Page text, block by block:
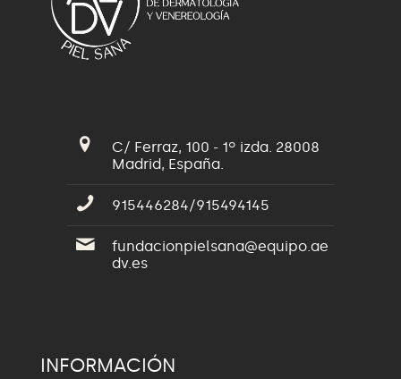
C/ Ferraz, 100 - 1º izda. 28008
Madrid, España.
915446284/915494145
fundacionpielsana@equipo.ae
dv.es
INFORMACIÓN